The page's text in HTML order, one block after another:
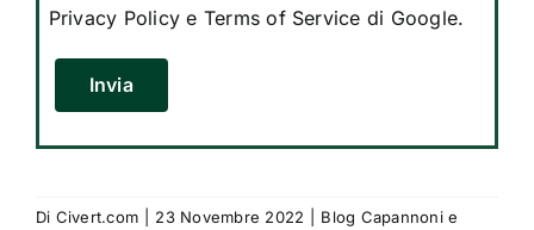
Privacy Policy e Terms of Service di Google.
Si prega di lasciare vuoto questo campo.
Di Civert.com 23 Novembre 2022
Blog Capannoni e